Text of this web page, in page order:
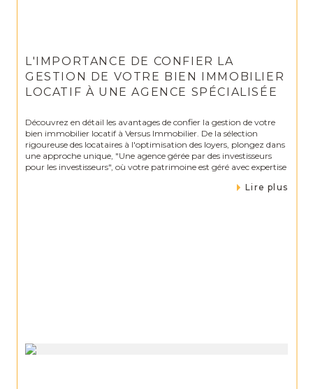
L'IMPORTANCE DE CONFIER LA
GESTION DE VOTRE BIEN IMMOBILIER
LOCATIF À UNE AGENCE SPÉCIALISÉE
Découvrez en détail les avantages de confier la gestion de votre
bien immobilier locatif à Versus Immobilier. De la sélection
rigoureuse des locataires à l'optimisation des loyers, plongez dans
une approche unique, "Une agence gérée par des investisseurs
pour les investisseurs", où votre patrimoine est géré avec expertise
Lire plus